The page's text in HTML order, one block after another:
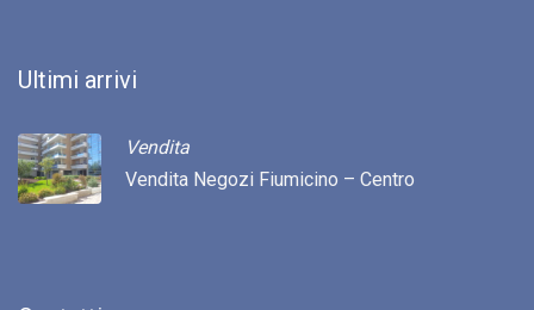
Ultimi arrivi
Vendita
Vendita Negozi Fiumicino – Centro